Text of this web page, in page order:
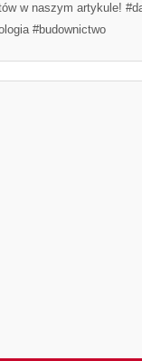
w naszym artykule!
#budownictwo